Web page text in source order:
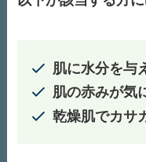
肌に水分を与
肌の赤みが気
乾燥肌でカサ